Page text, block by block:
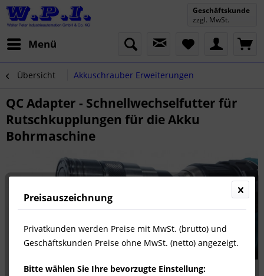
Menü
Geschäftskunde
zzgl. MwSt.
Übersicht Akkuschrauber Erweiterungen
QC Adapter - Schnellwechselfutter für
Rutschkupplungen für die Akku
Bohrmaschine
Preisauszeichnung
Privatkunden werden Preise mit MwSt. (brutto) und
Geschäftskunden Preise ohne MwSt. (netto) angezeigt.
Bitte wählen Sie Ihre bevorzugte Einstellung: